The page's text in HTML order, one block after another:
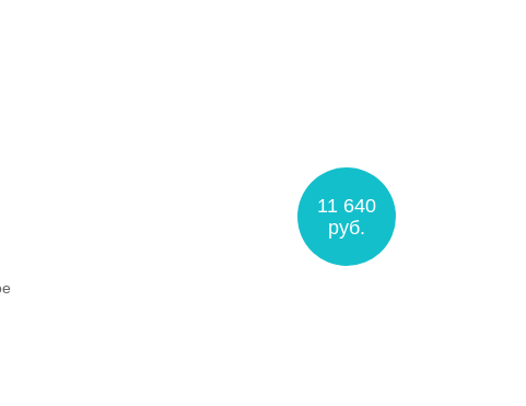
11 640
руб.